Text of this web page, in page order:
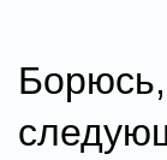
Борюсь,